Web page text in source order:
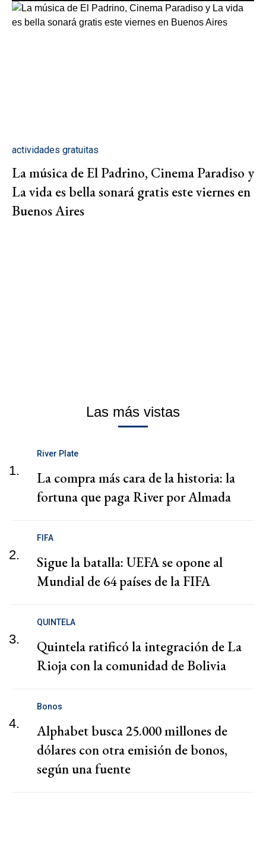
actividades gratuitas
La música de El Padrino, Cinema Paradiso y
La vida es bella sonará gratis este viernes en
Buenos Aires
Las más vistas
1.
River Plate
La compra más cara de la historia: la
fortuna que paga River por Almada
2.
FIFA
Sigue la batalla: UEFA se opone al
Mundial de 64 países de la FIFA
3.
QUINTELA
Quintela ratificó la integración de La
Rioja con la comunidad de Bolivia
4.
Bonos
Alphabet busca 25.000 millones de
dólares con otra emisión de bonos,
según una fuente